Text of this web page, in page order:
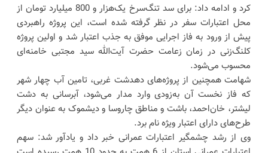
کرد و ادامه داد: برای سد تنگ‌سرخ یک‌هزار و 800 میلیارد تومان از
محل اعتبارات سفر در نظر گرفته شده است، این پروژه راهبردی
پیش از ورود به فاز اجرایی موفق به جذب اعتبار شد و اولین پروژه
کلنگ‌زنی در زمان زعامت حضرت آیت‌الله سید مجتبی خامنه‌ای
محسوب می‌شود.
شهامت همچنین از پروژه‌های دهدشت غربی، تامین آب چهار شهر
که فاز نخست آن به‌زودی وارد مدار می‌شود، آبرسانی به دشت
لیشتر، خان‌احمد، باشت و مناطق چاروسا و دیشموک به عنوان دیگر
طرح‌های دارای اعتبار ویژه نام برد.
وی از رشد چشمگیر اعتبارات عمرانی خبر داد و یادآور شد: سهم